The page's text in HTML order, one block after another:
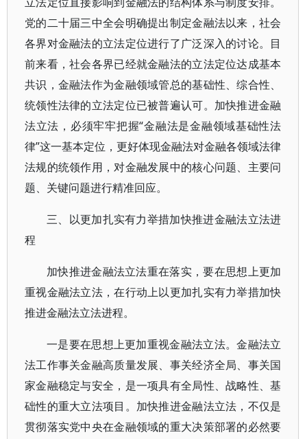
党的二十届三中全会明确提出制定金融法以来，社会
各界对金融法的立法定位进行了广泛深入的讨论。目
前来看，社会各界已经就金融法的立法定位达成基本
共识，金融法作为金融领域管总的基础性、综合性、
统领性法律的立法定位已被普遍认可。加快推进金融
法立法，必须牢牢把握“金融法是金融领域基础性法
律”这一基本定位，更好体现金融法对金融各领域法律
法规的统领作用，对金融发展中的核心问题、主要问
题、关键问题进行精准回应。
三、以更加扎实有力举措加快推进金融法立法进
程
加快推进金融法立法重在落实，要在思想上更加
重视金融法立法，在行动上以更加扎实有力举措加快
推进金融法立法进程。
一是要在思想上更加重视金融法立法。金融法立
法工作事关金融高质量发展、事关经济全局、事关国
家金融稳定与安全，是一项具有全局性、战略性、基
础性的重大立法项目。加快推进金融法立法，不仅是
贯彻落实党中央在金融领域的重大决策部署的必然要